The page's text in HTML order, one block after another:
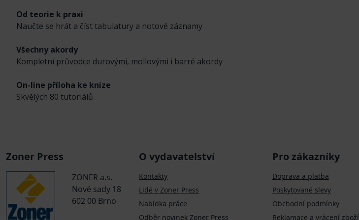
Od teorie k praxi
Naučte se hrát a číst tabulatury a notové záznamy
Všechny akordy
Kompletní průvodce durovými, mollovými i barré akordy
On-line příloha ke knize
Skvělých 80 tutoriálů
Zoner Press
ZONER a.s.
Nové sady 18
602 00 Brno
O vydavatelství
Kontakty
Lidé v Zoner Press
Nabídka práce
Odběr novinek Zoner Press
Pro zákazníky
Doprava a platba
Poskytované slevy
Obchodní podmínky
Reklamace a vrácení zboží